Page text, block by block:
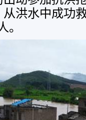
洪水中成功
。